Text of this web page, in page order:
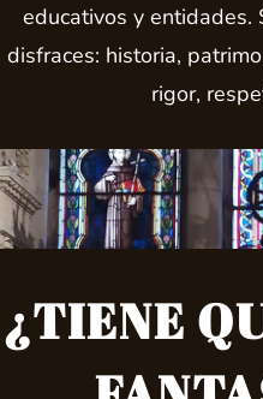
educativos y entidades.
disfraces: historia,
rigor,
¿TIENE